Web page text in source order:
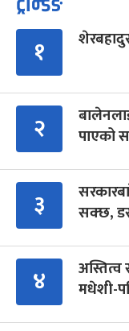
१
२
पाएको
३
सक्छ, डर
४
अस्तित्व
मधेशी-